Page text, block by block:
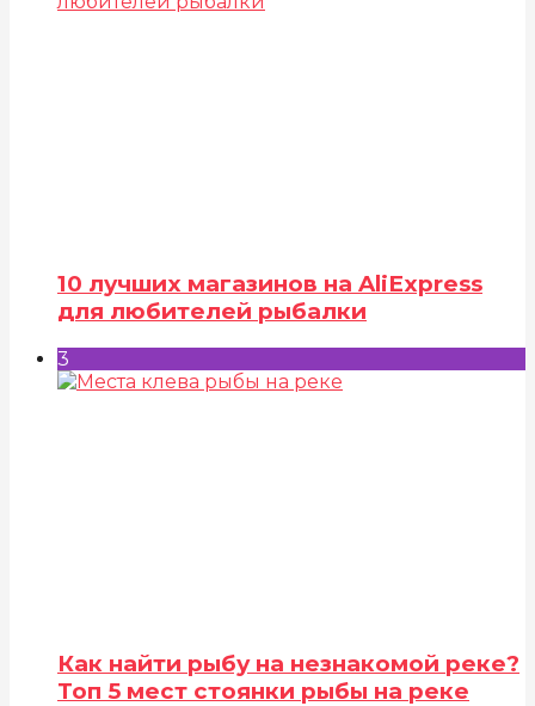
10 лучших магазинов на AliExpress
для любителей рыбалки
3
Как найти рыбу на незнакомой реке?
Топ 5 мест стоянки рыбы на реке